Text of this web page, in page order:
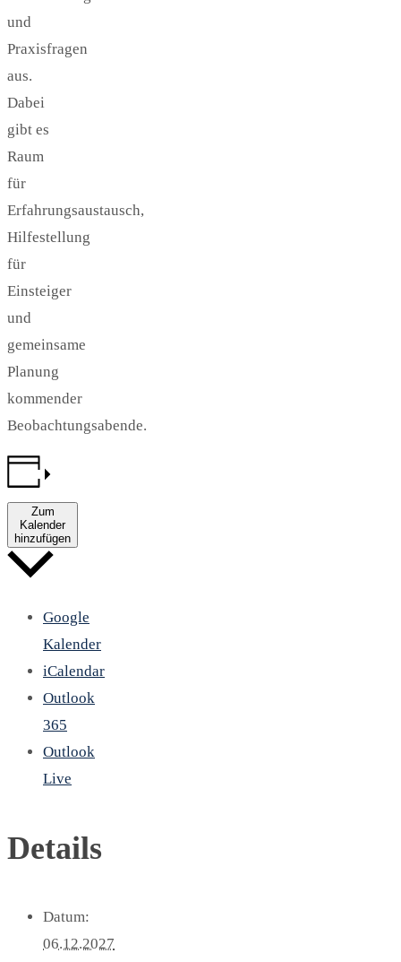
und
Praxisfragen
aus.
Dabei
gibt es
Raum
für
Erfahrungsaustausch,
Hilfestellung
für
Einsteiger
und
gemeinsame
Planung
kommender
Beobachtungsabende.
Zum
Kalender
hinzufügen
Google
Kalender
iCalendar
Outlook
365
Outlook
Live
Details
Datum:
06.12.2027